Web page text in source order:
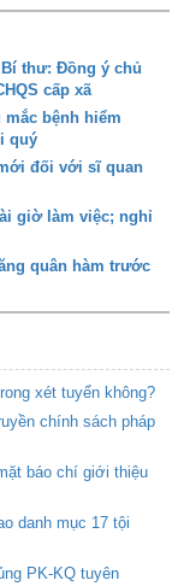
Bí thư: Đồng ý chủ
cấp xã
mắc bệnh hiểm
quý
đối với sĩ quan
giờ làm việc; nghỉ
quân hàm trước
xét tuyển không?
chính sách pháp
báo chí giới thiệu
danh mục 17 tội
PK-KQ tuyên